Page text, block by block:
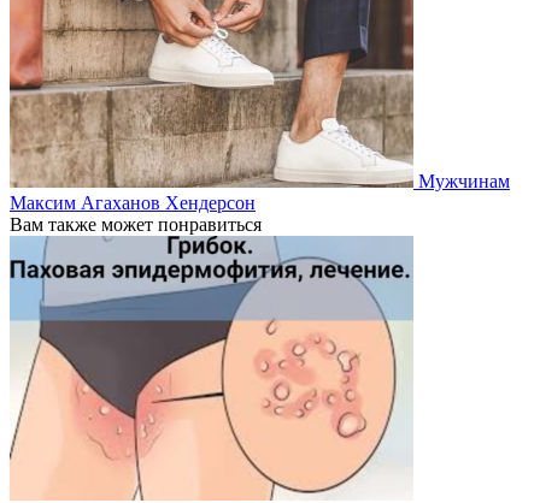
Мужчинам
Максим Агаханов Хендерсон
Вам также может понравиться